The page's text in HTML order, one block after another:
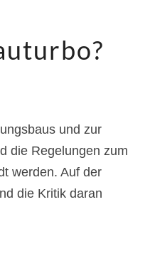
und zur
die Regelungen zum
werden. Auf der
die Kritik daran